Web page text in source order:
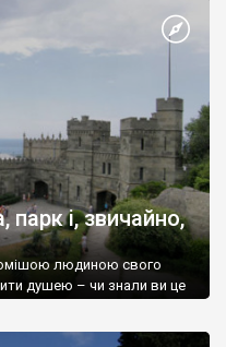
парк і, звичайно,
людиною свого
душею – чи знали ви це